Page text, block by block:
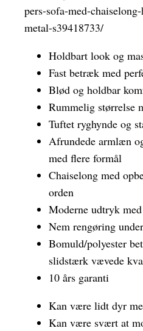
pers-sofa-med-
metal-s39418733/
Holdbart look og
Fast betræk med
Blød og holdbar
Rummelig størrelse
Tuftet ryghynde og
Afrundede armlæn
med flere formål
Chaiselong med
orden
Moderne udtryk
Nem rengøring
Bomuld/polyester
slidstærk vævede
10 års garanti
Kan være lidt dyr
Kan være svært at